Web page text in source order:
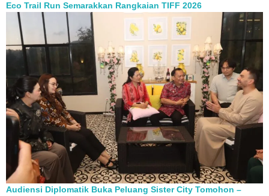
Eco Trail Run Semarakkan Rangkaian TIFF 2026
Audiensi Diplomatik Buka Peluang Sister City Tomohon –